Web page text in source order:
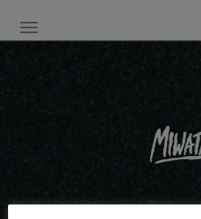
SCHALTE NAVIGATION